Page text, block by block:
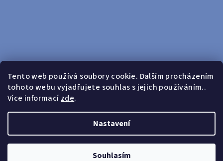
Tento web používá soubory cookie. Dalším procházením
tohoto webu vyjadřujete souhlas s jejich používáním..
Více informacízde.
Nastavení
Souhlasím
Sledovat na Instagramu
Doprava zdarma od 599 Kč